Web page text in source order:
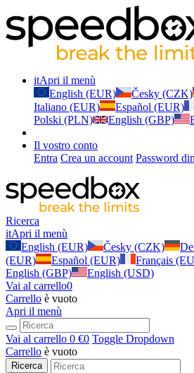
itApri il menù
English (EUR)
Česky (CZK)
Italiano (EUR)
Español (EUR)
Polski (PLN)
English (GBP)
Il vostro conto
Entra Crea un account Password
Ricerca
itApri il menù
English (EUR)
Česky (CZK)
(EUR)
Español (EUR) Français
English (GBP)
English (USD)
Vai al carrello0
Carrello è vuoto
Apri il menù
Vai al carrello 0 €0 Toggle Dropdown
Carrello è vuoto
Ricerca